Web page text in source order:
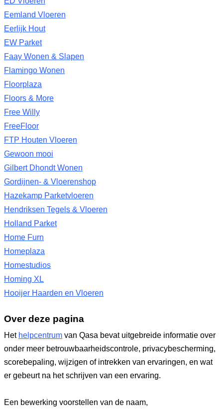
Eemland Vloeren
Eerlijk Hout
EW Parket
Faay Wonen & Slapen
Flamingo Wonen
Floorplaza
Floors & More
Free Willy
FreeFloor
FTP Houten Vloeren
Gewoon mooi
Gilbert Dhondt Wonen
Gordijnen- & Vloerenshop
Hazekamp Parketvloeren
Hendriksen Tegels & Vloeren
Holland Parket
Home Furn
Homeplaza
Homestudios
Homing XL
Hooijer Haarden en Vloeren
Over deze pagina
Het helpcentrum van Qasa bevat uitgebreide informatie over
onder meer betrouwbaarheidscontrole, privacybescherming,
scorebepaling, wijzigen of intrekken van ervaringen, en wat
er gebeurt na het schrijven van een ervaring.
Een bewerking voorstellen van de naam,